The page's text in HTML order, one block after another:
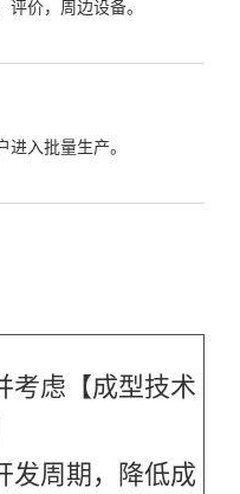
价，周边设备。
入批量生产。
考虑【成型技术
发周期，降低成